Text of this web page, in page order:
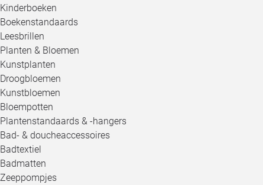
Kinderboeken
Boekenstandaards
Leesbrillen
Planten & Bloemen
Kunstplanten
Droogbloemen
Kunstbloemen
Bloempotten
Plantenstandaards & -hangers
Bad- & doucheaccessoires
Badtextiel
Badmatten
Zeeppompjes